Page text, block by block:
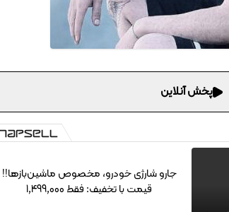
پخش آنلاین
جارو شارژی خودرو، مخصوص ماشین‌باز‌ها!!
قیمت با تخفیف: فقط 1,499,000